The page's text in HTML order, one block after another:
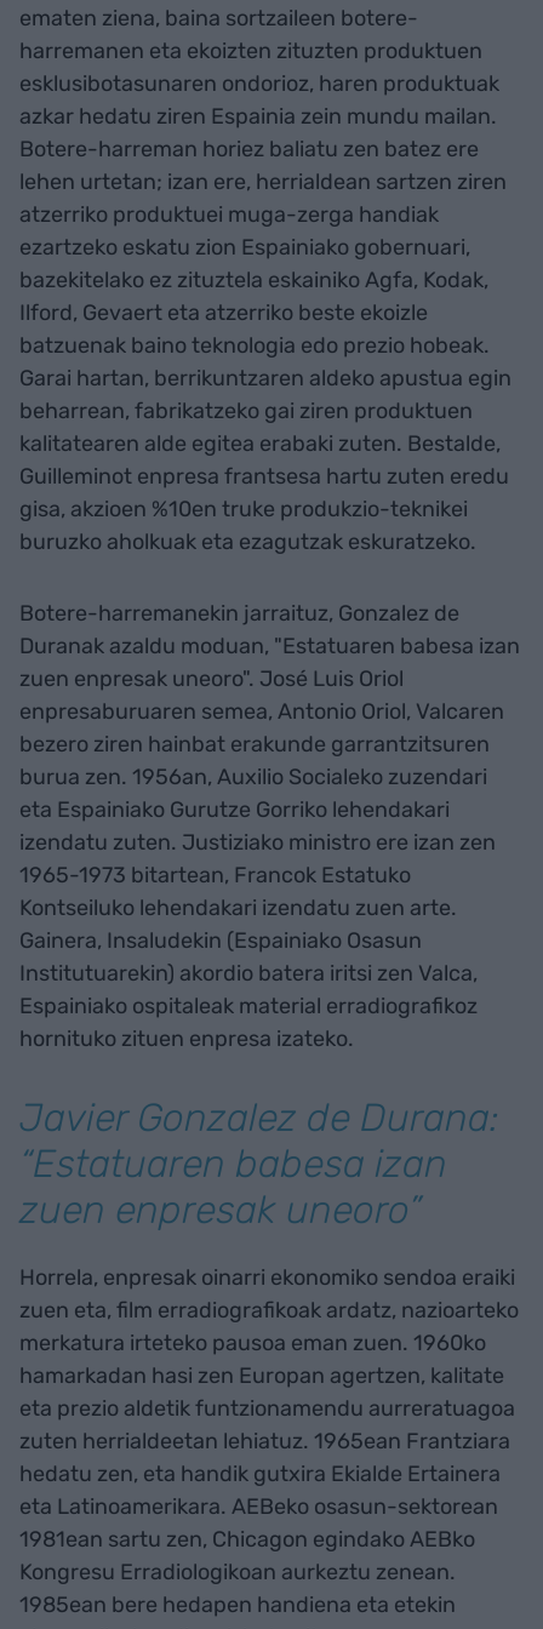
ematen ziena, baina sortzaileen botere-
harremanen eta ekoizten zituzten produktuen
esklusibotasunaren ondorioz, haren produktuak
azkar hedatu ziren Espainia zein mundu mailan.
Botere-harreman horiez baliatu zen batez ere
lehen urtetan; izan ere, herrialdean sartzen ziren
atzerriko produktuei muga-zerga handiak
ezartzeko eskatu zion Espainiako gobernuari,
bazekitelako ez zituztela eskainiko Agfa, Kodak,
Ilford, Gevaert eta atzerriko beste ekoizle
batzuenak baino teknologia edo prezio hobeak.
Garai hartan, berrikuntzaren aldeko apustua egin
beharrean, fabrikatzeko gai ziren produktuen
kalitatearen alde egitea erabaki zuten. Bestalde,
Guilleminot enpresa frantsesa hartu zuten eredu
gisa, akzioen %10en truke produkzio-teknikei
buruzko aholkuak eta ezagutzak eskuratzeko.
Botere-harremanekin jarraituz, Gonzalez de
Duranak azaldu moduan, "Estatuaren babesa izan
zuen enpresak uneoro". José Luis Oriol
enpresaburuaren semea, Antonio Oriol, Valcaren
bezero ziren hainbat erakunde garrantzitsuren
burua zen. 1956an, Auxilio Socialeko zuzendari
eta Espainiako Gurutze Gorriko lehendakari
izendatu zuten. Justiziako ministro ere izan zen
1965-1973 bitartean, Francok Estatuko
Kontseiluko lehendakari izendatu zuen arte.
Gainera, Insaludekin (Espainiako Osasun
Institutuarekin) akordio batera iritsi zen Valca,
Espainiako ospitaleak material erradiografikoz
hornituko zituen enpresa izateko.
Javier Gonzalez de Durana:
“Estatuaren babesa izan
zuen enpresak uneoro”
Horrela, enpresak oinarri ekonomiko sendoa eraiki
zuen eta, film erradiografikoak ardatz, nazioarteko
merkatura irteteko pausoa eman zuen. 1960ko
hamarkadan hasi zen Europan agertzen, kalitate
eta prezio aldetik funtzionamendu aurreratuagoa
zuten herrialdeetan lehiatuz. 1965ean Frantziara
hedatu zen, eta handik gutxira Ekialde Ertainera
eta Latinoamerikara. AEBeko osasun-sektorean
1981ean sartu zen, Chicagon egindako AEBko
Kongresu Erradiologikoan aurkeztu zenean.
1985ean bere hedapen handiena eta etekin